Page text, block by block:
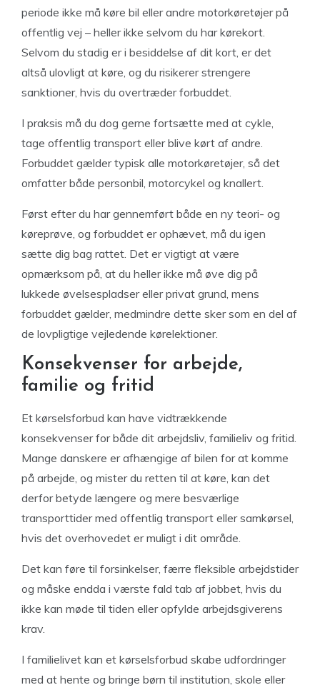
periode ikke må køre bil eller andre motorkøretøjer på
offentlig vej – heller ikke selvom du har kørekort.
Selvom du stadig er i besiddelse af dit kort, er det
altså ulovligt at køre, og du risikerer strengere
sanktioner, hvis du overtræder forbuddet.
I praksis må du dog gerne fortsætte med at cykle,
tage offentlig transport eller blive kørt af andre.
Forbuddet gælder typisk alle motorkøretøjer, så det
omfatter både personbil, motorcykel og knallert.
Først efter du har gennemført både en ny teori- og
køreprøve, og forbuddet er ophævet, må du igen
sætte dig bag rattet. Det er vigtigt at være
opmærksom på, at du heller ikke må øve dig på
lukkede øvelsespladser eller privat grund, mens
forbuddet gælder, medmindre dette sker som en del af
de lovpligtige vejledende kørelektioner.
Konsekvenser for arbejde,
familie og fritid
Et kørselsforbud kan have vidtrækkende
konsekvenser for både dit arbejdsliv, familieliv og fritid.
Mange danskere er afhængige af bilen for at komme
på arbejde, og mister du retten til at køre, kan det
derfor betyde længere og mere besværlige
transporttider med offentlig transport eller samkørsel,
hvis det overhovedet er muligt i dit område.
Det kan føre til forsinkelser, færre fleksible arbejdstider
og måske endda i værste fald tab af jobbet, hvis du
ikke kan møde til tiden eller opfylde arbejdsgiverens
krav.
I familielivet kan et kørselsforbud skabe udfordringer
med at hente og bringe børn til institution, skole eller